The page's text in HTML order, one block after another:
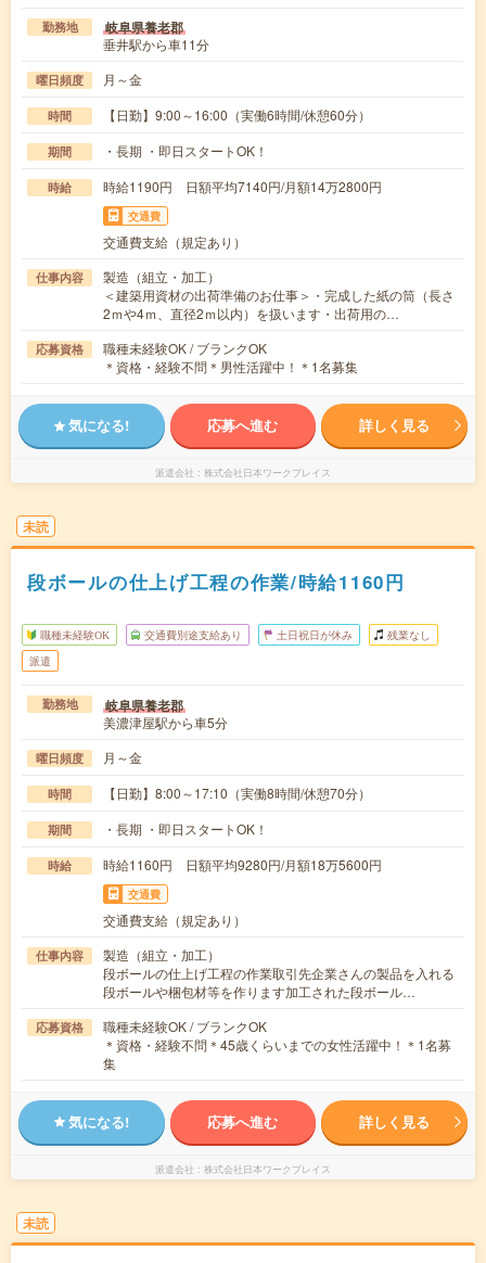
勤務地 岐阜県養老郡
垂井駅から車11分
曜日頻度 月～金
時間 【日勤】9:00～16:00（実働6時間/休憩60分）
期間 ・長期 ・即日スタートOK！
時給 時給1190円 日額平均7140円/月額14万2800円
交通費
交通費支給（規定あり）
仕事内容
製造（組立・加工）
＜建築用資材の出荷準備のお仕事＞・完成した紙の筒（長さ
2ｍや4ｍ、直径2ｍ以内）を扱います・出荷用の…
応募資格
職種未経験OK / ブランクOK
＊資格・経験不問＊男性活躍中！＊1名募集
気になる! 応募へ進む 詳しく見る
派遣会社 株式会社日本ワークプレイス
未読
段ボールの仕上げ工程の作業/時給1160円
職種未経験OK 交通費別途支給あり 土日祝日が休み 残業なし
派遣
勤務地 岐阜県養老郡
美濃津屋駅から車5分
曜日頻度 月～金
時間 【日勤】8:00～17:10（実働8時間/休憩70分）
期間 ・長期 ・即日スタートOK！
時給 時給1160円 日額平均9280円/月額18万5600円
交通費
交通費支給（規定あり）
仕事内容
製造（組立・加工）
段ボールの仕上げ工程の作業取引先企業さんの製品を入れる
段ボールや梱包材等を作ります加工された段ボール…
応募資格
職種未経験OK / ブランクOK
＊資格・経験不問＊45歳くらいまでの女性活躍中！＊1名募
集
気になる! 応募へ進む 詳しく見る
派遣会社 株式会社日本ワークプレイス
未読